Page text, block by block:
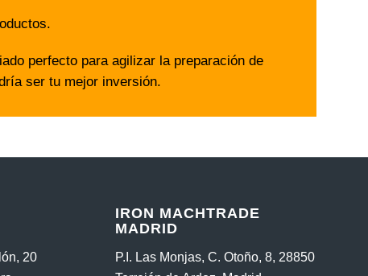
perfecto para agilizar la preparación de
ser tu mejor inversión.
20
IRON MACHTRADE
MADRID
P.I. Las Monjas, C. Otoño, 8, 28850